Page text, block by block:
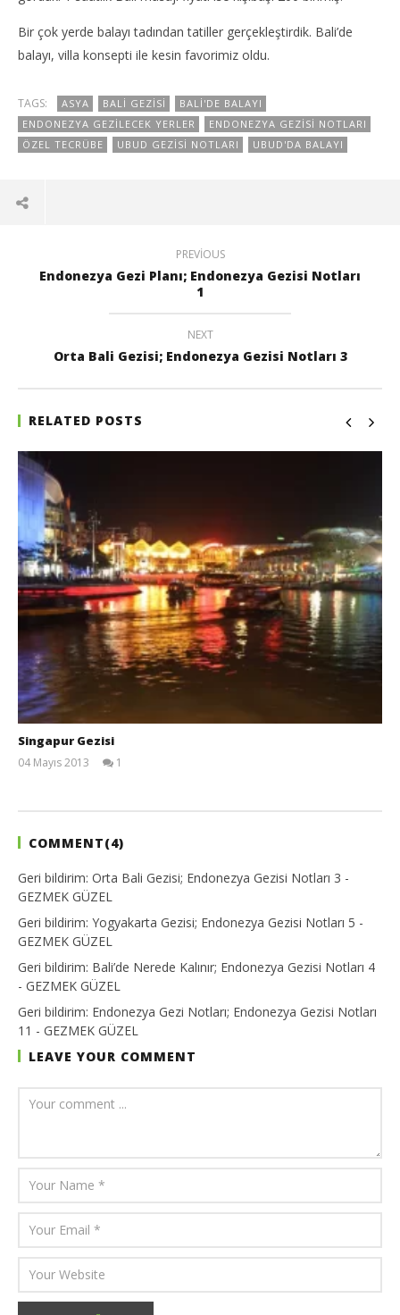
Bir çok yerde balayı tadından tatiller gerçekleştirdik. Bali’de
balayı, villa konsepti ile kesin favorimiz oldu.
TAGS: ASYA BALI GEZISI
BALI'DE BALAYI
ENDONEZYA GEZILECEK YERLER
ENDONEZYA GEZISI NOTLARI
ÖZEL TECRÜBE
UBUD GEZISI NOTLARI UBUD'DA BALAYI
PREVIOUS
Endonezya Gezi Planı; Endonezya Gezisi Notları
1
NEXT
Orta Bali Gezisi; Endonezya Gezisi Notları 3
RELATED POSTS
Singapur Gezisi
04 Mayıs 2013
1
COMMENT(4)
Geri bildirim: Orta Bali Gezisi; Endonezya Gezisi Notları 3 -
GEZMEK GÜZEL
Geri bildirim: Yogyakarta Gezisi; Endonezya Gezisi Notları 5 -
GEZMEK GÜZEL
Geri bildirim: Bali’de Nerede Kalınır; Endonezya Gezisi Notları 4
- GEZMEK GÜZEL
Geri bildirim: Endonezya Gezi Notları; Endonezya Gezisi Notları
11 - GEZMEK GÜZEL
LEAVE YOUR COMMENT